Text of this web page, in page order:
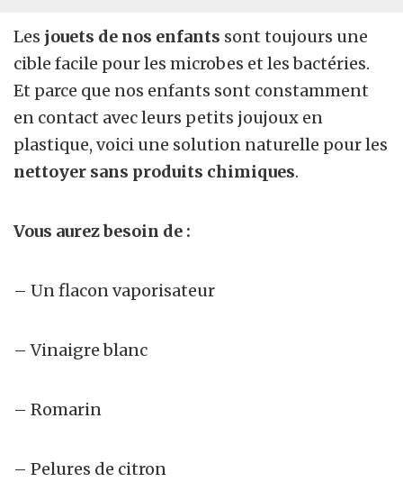
Les jouets de nos enfants sont toujours une
cible facile pour les microbes et les bactéries.
Et parce que nos enfants sont constamment
en contact avec leurs petits joujoux en
plastique, voici une solution naturelle pour les
nettoyer sans produits chimiques.
Vous aurez besoin de :
– Un flacon vaporisateur
– Vinaigre blanc
– Romarin
– Pelures de citron